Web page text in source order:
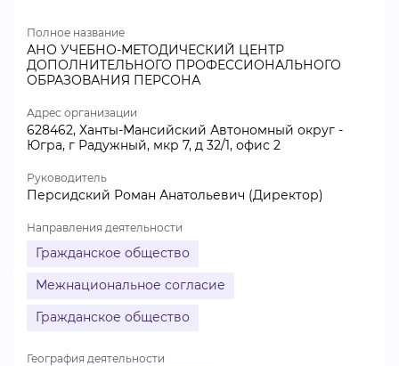
Полное название
АНО УЧЕБНО-МЕТОДИЧЕСКИЙ ЦЕНТР
ДОПОЛНИТЕЛЬНОГО ПРОФЕССИОНАЛЬНОГО
ОБРАЗОВАНИЯ ПЕРСОНА
Адрес организации
628462, Ханты-Мансийский Автономный округ -
Югра, г Радужный, мкр 7, д 32/1, офис 2
Руководитель
Персидский Роман Анатольевич (Директор)
Направления деятельности
Гражданское общество
Межнациональное согласие
Гражданское общество
География деятельности